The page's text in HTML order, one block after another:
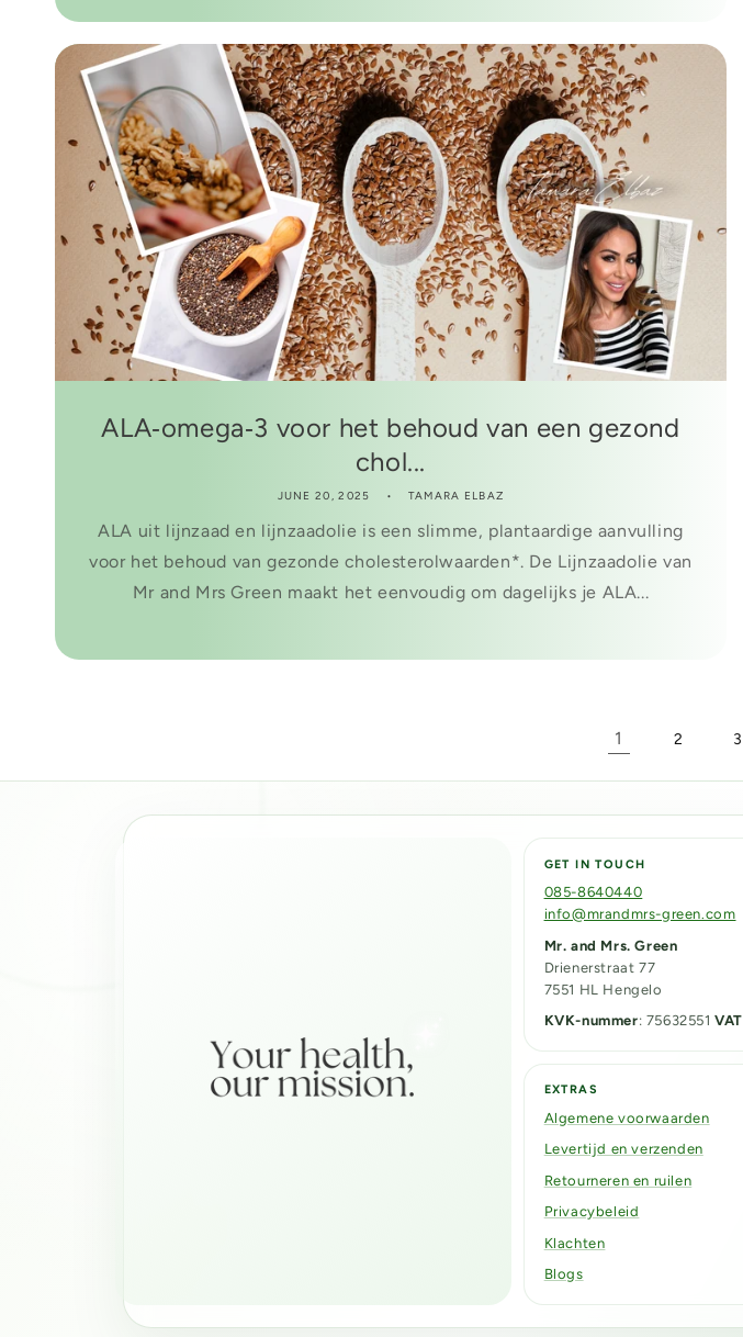
ALA‑omega‑3 voor het behoud van een gezond
chol...
JUNE 20, 2025 TAMARA ELBAZ
ALA uit lijnzaad en lijnzaadolie is een slimme, plantaardige aanvulling
voor het behoud van gezonde cholesterolwaarden*. De Lijnzaadolie van
Mr and Mrs Green maakt het eenvoudig om dagelijks je ALA...
1 2 3
GET IN TOUCH
085-8640440
info@mrandmrs-green.com
Mr. and Mrs. Green
Drienerstraat 77
7551 HL Hengelo
KVK-nummer: 75632551VAT
EXTRAS
Algemene voorwaarden
Levertijd en verzenden
Retourneren en ruilen
Privacybeleid
Klachten
Blogs